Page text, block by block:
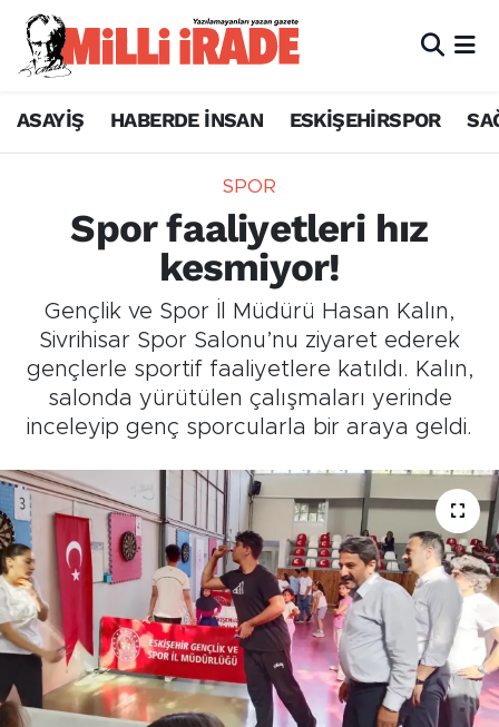
ASAYİŞ HABERDE İNSAN ESKİŞEHİRSPOR
SPOR
Spor faaliyetleri hız
kesmiyor!
Gençlik ve Spor İl Müdürü Hasan Kalın,
Sivrihisar Spor Salonu’nu ziyaret ederek
gençlerle sportif faaliyetlere katıldı. Kalın,
salonda yürütülen çalışmaları yerinde
inceleyip genç sporcularla bir araya geldi.